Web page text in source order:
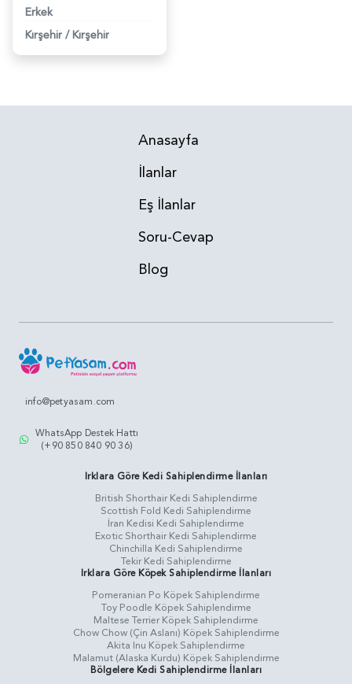
Erkek
Kırşehir / Kırşehir
Anasayfa
İlanlar
Eş İlanlar
Soru-Cevap
Blog
info@petyasam.com
WhatsApp Destek Hattı
(+90 850 840 90 36)
Irklara Göre Kedi Sahiplendirme İlanları
British Shorthair Kedi Sahiplendirme
Scottish Fold Kedi Sahiplendirme
İran Kedisi Kedi Sahiplendirme
Exotic Shorthair Kedi Sahiplendirme
Chinchilla Kedi Sahiplendirme
Tekir Kedi Sahiplendirme
Irklara Göre Köpek Sahiplendirme İlanları
Pomeranian Po Köpek Sahiplendirme
Toy Poodle Köpek Sahiplendirme
Maltese Terrier Köpek Sahiplendirme
Chow Chow (Çin Aslanı) Köpek Sahiplendirme
Akita Inu Köpek Sahiplendirme
Malamut (Alaska Kurdu) Köpek Sahiplendirme
Bölgelere Kedi Sahiplendirme İlanları